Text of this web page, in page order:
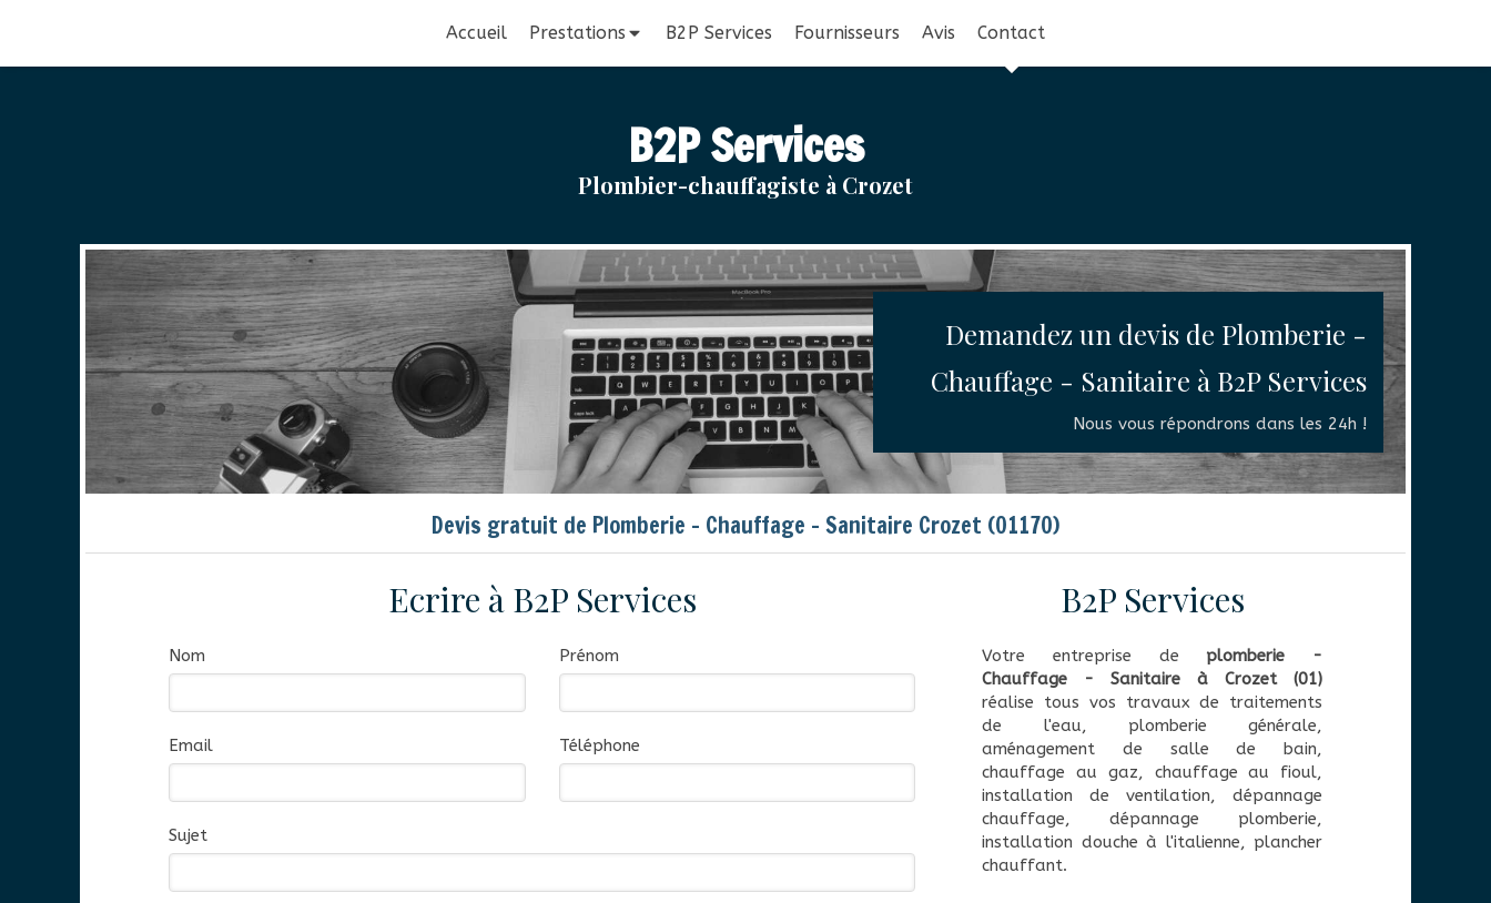
Accueil Prestations B2P Services Fournisseurs Avis Contact
B2P Services
Plombier-chauffagiste à Crozet
Demandez un devis de Plomberie -
Chauffage - Sanitaire à B2P Services
Nous vous répondrons dans les 24h !
Devis gratuit de Plomberie - Chauffage - Sanitaire Crozet (01170)
Ecrire à B2P Services
Nom Prénom
Email Téléphone
Sujet
B2P Services
Votre entreprise de plomberie -
Chauffage - Sanitaire à Crozet (01)
réalise tous vos travaux de traitements
de l'eau, plomberie générale,
aménagement de salle de bain,
chauffage au gaz, chauffage au fioul,
installation de ventilation, dépannage
chauffage, dépannage plomberie,
installation douche à l'italienne, plancher
chauffant.